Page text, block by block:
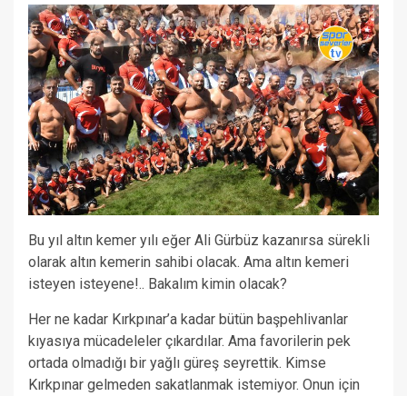
Bu yıl altın kemer yılı eğer Ali Gürbüz kazanırsa sürekli
olarak altın kemerin sahibi olacak. Ama altın kemeri
isteyen isteyene!.. Bakalım kimin olacak?
Her ne kadar Kırkpınar’a kadar bütün başpehlivanlar
kıyasıya mücadeleler çıkardılar. Ama favorilerin pek
ortada olmadığı bir yağlı güreş seyrettik. Kimse
Kırkpınar gelmeden sakatlanmak istemiyor. Onun için